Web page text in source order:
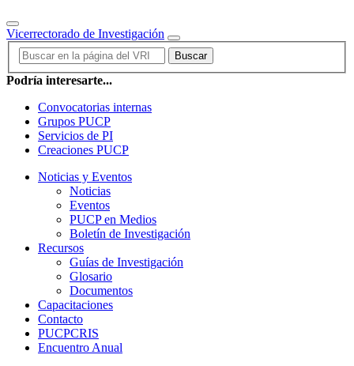
Vicerrectorado de Investigación
Buscar
Podría interesarte...
Convocatorias internas
Grupos PUCP
Servicios de PI
Creaciones PUCP
Noticias y Eventos
Noticias
Eventos
PUCP en Medios
Boletín de Investigación
Recursos
Guías de Investigación
Glosario
Documentos
Capacitaciones
Contacto
PUCPCRIS
Encuentro Anual